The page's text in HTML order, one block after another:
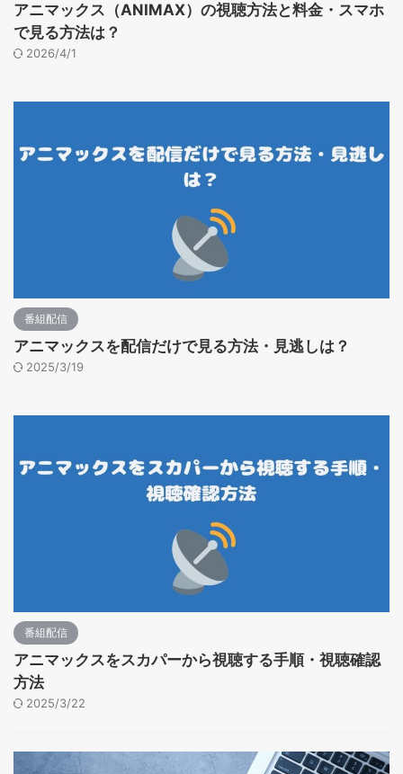
アニマックス（ANIMAX）の視聴方法と料金・スマホ
で見る方法は？
2026/4/1
番組配信
アニマックスを配信だけで見る方法・見逃しは？
2025/3/19
番組配信
アニマックスをスカパーから視聴する手順・視聴確認
方法
2025/3/22